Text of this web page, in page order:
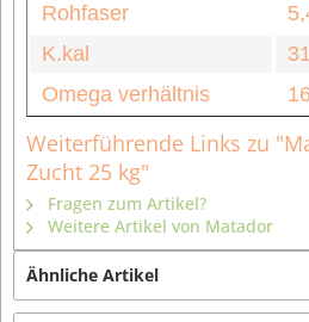
Rohfaser
K.kal
Omega verhältnis
Weiterführende Links zu
Zucht 25 kg"
Fragen zum Artikel?
Weitere Artikel von Matador
Ähnliche Artikel